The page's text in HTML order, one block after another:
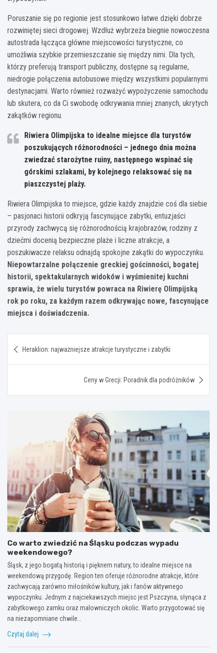
Poruszanie się po regionie jest stosunkowo łatwe dzięki dobrze
rozwiniętej sieci drogowej. Wzdłuż wybrzeża biegnie nowoczesna
autostrada łącząca główne miejscowości turystyczne, co
umożliwia szybkie przemieszczanie się między nimi. Dla tych,
którzy preferują transport publiczny, dostępne są regularne,
niedrogie połączenia autobusowe między wszystkimi popularnymi
destynacjami. Warto również rozważyć wypożyczenie samochodu
lub skutera, co da Ci swobodę odkrywania mniej znanych, ukrytych
zakątków regionu.
Riwiera Olimpijska to idealne miejsce dla turystów
poszukujących różnorodności – jednego dnia można
zwiedzać starożytne ruiny, następnego wspinać się
górskimi szlakami, by kolejnego relaksować się na
piaszczystej plaży.
Riwiera Olimpijska to miejsce, gdzie każdy znajdzie coś dla siebie
– pasjonaci historii odkryją fascynujące zabytki, entuzjaści
przyrody zachwycą się różnorodnością krajobrazów, rodziny z
dziećmi docenią bezpieczne plaże i liczne atrakcje, a
poszukiwacze relaksu odnajdą spokojne zakątki do wypoczynku.
Niepowtarzalne połączenie greckiej gościnności, bogatej
historii, spektakularnych widoków i wyśmienitej kuchni
sprawia, że wielu turystów powraca na Riwierę Olimpijską
rok po roku, za każdym razem odkrywając nowe, fascynujące
miejsca i doświadczenia.
wpisu
Heraklion: najważniejsze atrakcje turystyczne i zabytki
Ceny w Grecji: Poradnik dla podróżników
Co warto zwiedzić na Śląsku podczas wypadu
weekendowego?
Śląsk, z jego bogatą historią i pięknem natury, to idealne miejsce na
weekendową przygodę. Region ten oferuje różnorodne atrakcje, które
zachwycają zarówno miłośników kultury, jak i fanów aktywnego
wypoczynku. Jednym z najciekawszych miejsc jest Pszczyna, słynąca z
zabytkowego zamku oraz malowniczych okolic. Warto przygotować się
na niezapomniane chwile…
Czytaj dalej